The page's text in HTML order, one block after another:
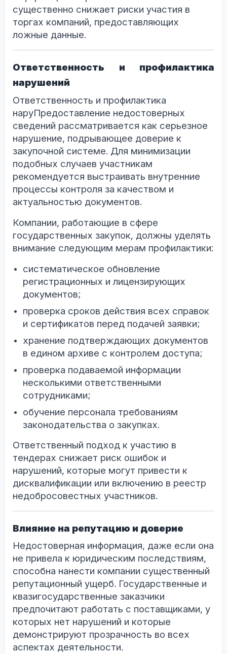
существенно снижает риски участия в
торгах компаний, предоставляющих
ложные данные.
Ответственность и профилактика
нарушений
Ответственность и профилактика
наруПредоставление недостоверных
сведений рассматривается как серьезное
нарушение, подрывающее доверие к
закупочной системе. Для минимизации
подобных случаев участникам
рекомендуется выстраивать внутренние
процессы контроля за качеством и
актуальностью документов.
Компании, работающие в сфере
государственных закупок, должны уделять
внимание следующим мерам профилактики:
систематическое обновление
регистрационных и лицензирующих
документов;
проверка сроков действия всех справок
и сертификатов перед подачей заявки;
хранение подтверждающих документов
в едином архиве с контролем доступа;
проверка подаваемой информации
несколькими ответственными
сотрудниками;
обучение персонала требованиям
законодательства о закупках.
Ответственный подход к участию в
тендерах снижает риск ошибок и
нарушений, которые могут привести к
дисквалификации или включению в реестр
недобросовестных участников.
Влияние на репутацию и доверие
Недостоверная информация, даже если она
не привела к юридическим последствиям,
способна нанести компании существенный
репутационный ущерб. Государственные и
квазигосударственные заказчики
предпочитают работать с поставщиками, у
которых нет нарушений и которые
демонстрируют прозрачность во всех
аспектах деятельности.